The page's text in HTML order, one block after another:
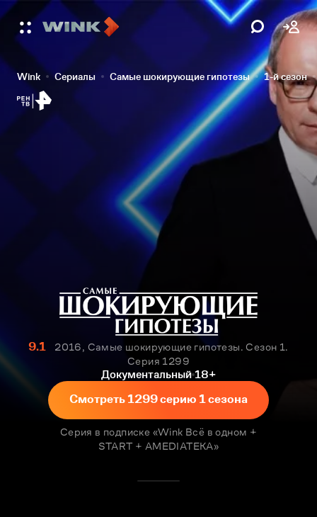
Wink Сериалы Самые шокирующие гипотезы 1-й сезон
9.1
2016, Самые шокирующие гипотезы. Сезон 1.
Серия 1299
Документальный 18+
Смотреть 1299 серию 1 сезона
Серия в подписке «Wink Всё в одном +
START + AMEDIATEKA»